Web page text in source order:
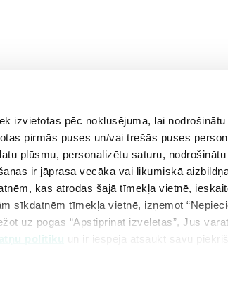
izvietotas pēc noklusējuma, lai
pirmās puses un/vai trešās puses
plūsmu, personalizētu saturu,
ir jāprasa vecāka vai likumiskā
kas atrodas šajā tīmekļa vietnē,
sīkdatnēm tīmekļa vietnē, izņemot
uz pogas “Apstiprināt izvēlētās”, Jūs
politiku un ir iespēja atsaukt savu
aprīlis maijs